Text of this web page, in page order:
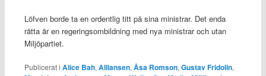
Löfven borde ta en ordentlig titt på sina ministrar. Det enda
rätta är en regeringsombildning med nya ministrar och utan
Miljöpartiet.
Publicerat i Alice Bah, Alliansen, Åsa Romson, Gustav Fridolin,